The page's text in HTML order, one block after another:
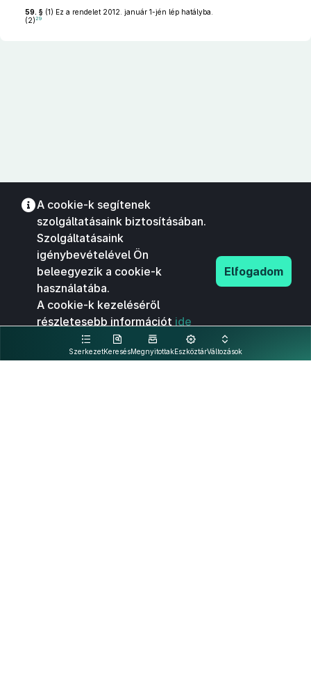
59. § (1) Ez a rendelet 2012. január 1-jén lép hatályba.
(2)29
SzerkezetKeresésMegnyitottakEszköztárVáltozások
A cookie-k segítenek
szolgáltatásaink biztosításában.
Szolgáltatásaink
igénybevételével Ön
beleegyezik a cookie-k
használatába.
A cookie-k kezeléséről
részletesebb információt ide
kattintva olvashat.
Elfogadom